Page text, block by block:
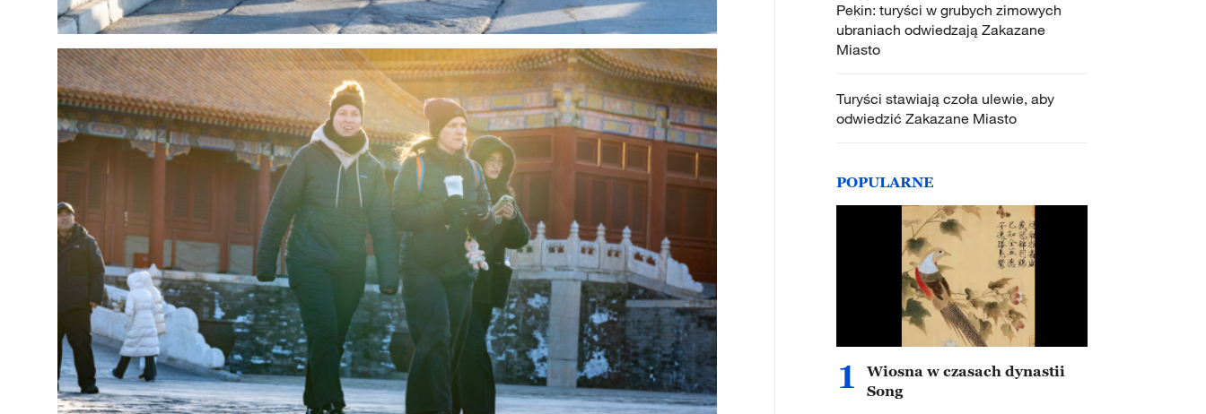
Pekin: turyści w grubych zimowych
ubraniach odwiedzają Zakazane
Miasto
Turyści stawiają czoła ulewie, aby
odwiedzić Zakazane Miasto
POPULARNE
1
Wiosna w czasach dynastii
Song